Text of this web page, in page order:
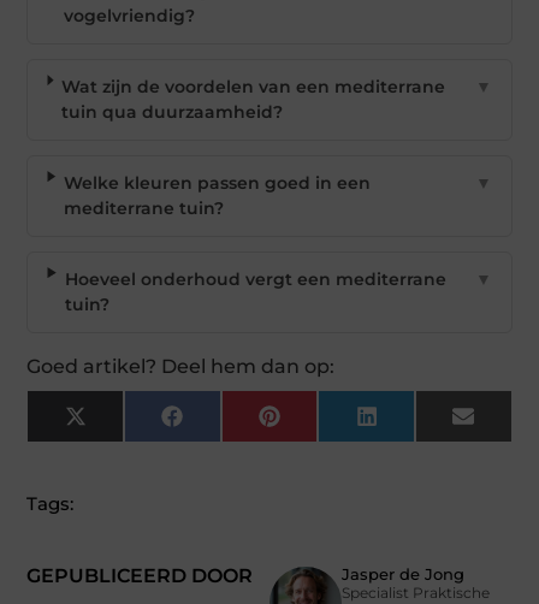
vogelvriendig?
Wat zijn de voordelen van een mediterrane
tuin qua duurzaamheid?
▼
Welke kleuren passen goed in een
mediterrane tuin?
▼
Hoeveel onderhoud vergt een mediterrane
tuin?
▼
Goed artikel? Deel hem dan op:
X
(Twitter)
Facebook Pinterest LinkedIn Email
GEPUBLICEERD DOOR Jasper de Jong
Specialist Praktische
Tags: